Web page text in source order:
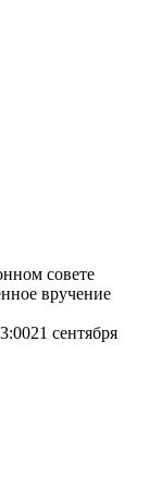
совете
вручение
21 сентября